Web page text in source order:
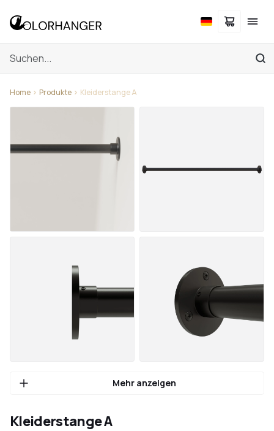
Home Produkte Kleiderstange A
Mehr anzeigen
Kleiderstange A